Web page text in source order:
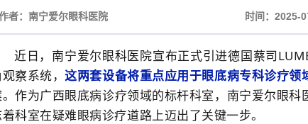
者：南宁爱尔眼科医院 时间：2025-
近日，南宁爱尔眼科医院宣布正式引进德国蔡司
观察系统，这两套设备将重点应用于眼底病专科诊疗领
作为广西眼底病诊疗领域的标杆科室，南宁爱尔眼
科室在疑难眼病诊疗道路上迈出了关键一步。